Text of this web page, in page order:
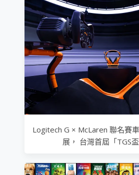
Logitech G × McLaren 聯名賽
展， 台灣首屆「TGS